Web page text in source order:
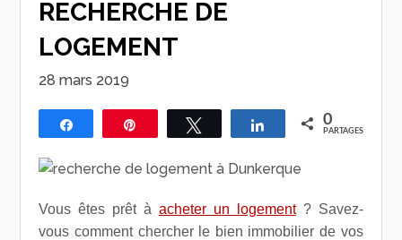
RECHERCHE DE
LOGEMENT
28 mars 2019
Partagez Épingle Tweetez Partagez0
PARTAGES
Vous êtes prêt à acheter un logement? Savez-
vous comment chercher le bien immobilier de vos